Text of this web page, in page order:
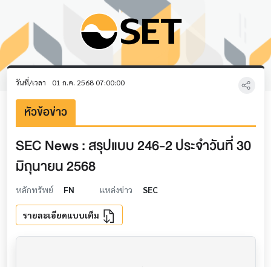
วันที่/เวลา 01 ก.ค. 2568 07:00:00
หัวข้อข่าว
SEC News : สรุปแบบ 246-2 ประจำวันที่ 30
มิถุนายน 2568
หลักทรัพย์ FN แหล่งข่าว SEC
รายละเอียดแบบเต็ม